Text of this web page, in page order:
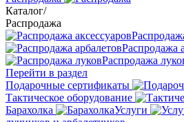
Каталог/
Распродажа
Распродажа
Распродажа
Перейти в раздел
Подарочные сертификаты
Тактическое оборудование
Барахолка
Услуги